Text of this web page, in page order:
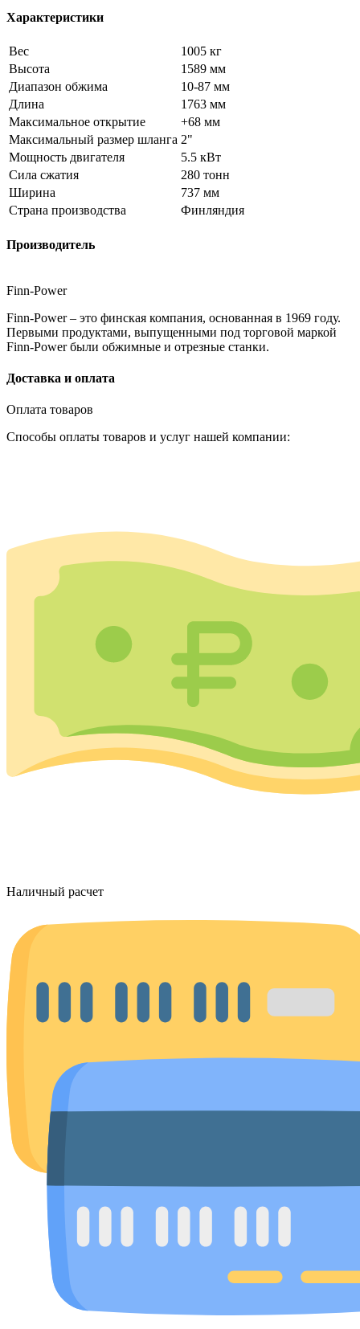
Характеристики
Вес
1005 кг
Высота
1589 мм
Диапазон обжима
10-87 мм
Длина
1763 мм
Максимальное открытие
+68 мм
Максимальный размер шланга 2"
Мощность двигателя
5.5 кВт
Сила сжатия
280 тонн
Ширина
737 мм
Страна производства
Финляндия
Производитель
Finn-Power
Finn-Power – это финская компания, основанная в 1969 году.
Первыми продуктами, выпущенными под торговой маркой
Finn-Power были обжимные и отрезные станки.
Доставка и оплата
Оплата товаров
Способы оплаты товаров и услуг нашей компании:
Наличный расчет